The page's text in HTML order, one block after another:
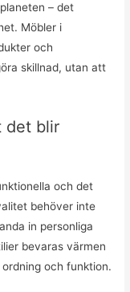
– det
Möbler i
och
skillnad, utan att
det blir
och det
behöver inte
in personliga
bevaras värmen
och funktion.